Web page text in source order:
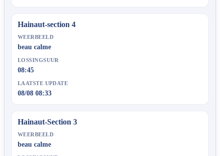
Hainaut-section 4
WEERBEELD
beau calme
LOSSINGSUUR
08:45
LAATSTE UPDATE
08/08 08:33
Hainaut-Section 3
WEERBEELD
beau calme